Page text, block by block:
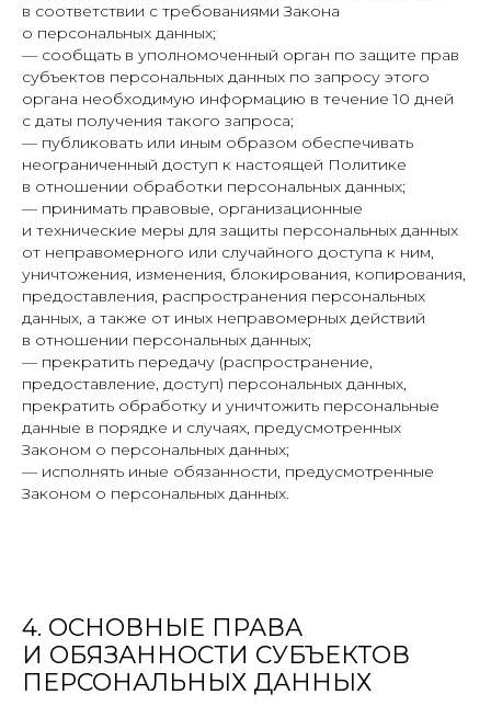
в соответствии с требованиями Закона
о персональных данных;
— сообщать в уполномоченный орган по защите прав
субъектов персональных данных по запросу этого
органа необходимую информацию в течение 10 дней
с даты получения такого запроса;
— публиковать или иным образом обеспечивать
неограниченный доступ к настоящей Политике
в отношении обработки персональных данных;
— принимать правовые, организационные
и технические меры для защиты персональных данных
от неправомерного или случайного доступа к ним,
уничтожения, изменения, блокирования, копирования,
предоставления, распространения персональных
данных, а также от иных неправомерных действий
в отношении персональных данных;
— прекратить передачу (распространение,
предоставление, доступ) персональных данных,
прекратить обработку и уничтожить персональные
данные в порядке и случаях, предусмотренных
Законом о персональных данных;
— исполнять иные обязанности, предусмотренные
Законом о персональных данных.
4. ОСНОВНЫЕ ПРАВА
И ОБЯЗАННОСТИ СУБЪЕКТОВ
ПЕРСОНАЛЬНЫХ ДАННЫХ